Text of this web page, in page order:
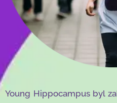
Young Hippocampus byl